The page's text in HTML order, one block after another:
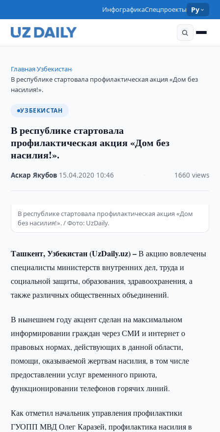
ИнфографикаСпецпроекты Ру
Главная›Узбекистан›
В республике стартовала профилактическая акция «Дом без
насилия!».
УЗБЕКИСТАН
В республике стартовала
профилактическая акция «Дом без
насилия!».
Аскар Якубов 15.04.2020 10:46 1660 views
В республике стартовала профилактическая акция «Дом
без насилия!». / Фото: UzDaily.
Ташкент, Узбекистан (UzDaily.uz) –В акцию вовлечены
специалисты министерств внутренних дел, труда и
социальной защиты, образования, здравоохранения, а
также различных общественных объединений.
В нынешнем году акцент сделан на максимальном
информировании граждан через СМИ и интернет о
правовых нормах, действующих в данной области,
помощи, оказываемой жертвам насилия, в том числе
предоставлении услуг временного приюта,
функционировании телефонов горячих линий.
Как отметил начальник управления профилактики
ГУОПП МВД Олег Каразей, профилактика насилия в